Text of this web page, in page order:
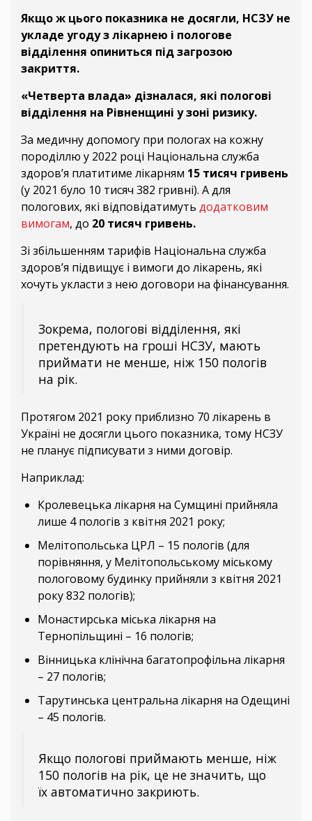
Якщо ж цього показника не досягли, НСЗУ не
укладе угоду з лікарнею і пологове
відділення опиниться під загрозою
закриття.
«Четверта влада» дізналася, які пологові
відділення на Рівненщині у зоні ризику.
За медичну допомогу при пологах на кожну
породіллю у 2022 році Національна служба
здоров’я платитиме лікарням 15 тисяч гривень
(у 2021 було 10 тисяч 382 гривні). А для
пологових, які відповідатимуть додатковим
вимогам, до 20 тисяч гривень.
Зі збільшенням тарифів Національна служба
здоров’я підвищує і вимоги до лікарень, які
хочуть укласти з нею договори на фінансування.
Зокрема, пологові відділення, які
претендують на гроші НСЗУ, мають
приймати не менше, ніж 150 пологів
на рік.
Протягом 2021 року приблизно 70 лікарень в
Україні не досягли цього показника, тому НСЗУ
не планує підписувати з ними договір.
Наприклад:
Кролевецька лікарня на Сумщині прийняла
лише 4 пологів з квітня 2021 року;
Мелітопольська ЦРЛ – 15 пологів (для
порівняння, у Мелітопольському міському
пологовому будинку прийняли з квітня 2021
року 832 пологів);
Монастирська міська лікарня на
Тернопільщині – 16 пологів;
Вінницька клінічна багатопрофільна лікарня
– 27 пологів;
Тарутинська центральна лікарня на Одещині
– 45 пологів.
Якщо пологові приймають менше, ніж
150 пологів на рік, це не значить, що
їх автоматично закриють.